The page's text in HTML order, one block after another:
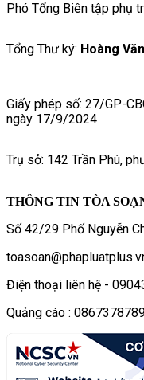
Phó Tổng Biên tập phụ
Tổng Thư ký: Hoàng
Giấy phép số: 27/GP-
ngày 17/9/2024
Trụ sở: 142 Trần Phú,
THÔNG TIN TÒA
Số 42/29 Phố Nguyễn
Điện thoại liên hệ -
Quảng cáo :